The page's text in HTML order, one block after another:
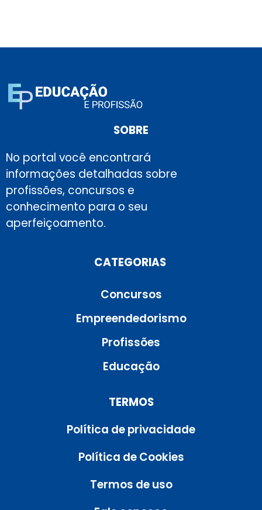
SOBRE
No portal você encontrará
informações detalhadas sobre
profissões, concursos e
conhecimento para o seu
aperfeiçoamento.
CATEGORIAS
Concursos
Empreendedorismo
Profissões
Educação
TERMOS
Política de privacidade
Política de Cookies
Termos de uso